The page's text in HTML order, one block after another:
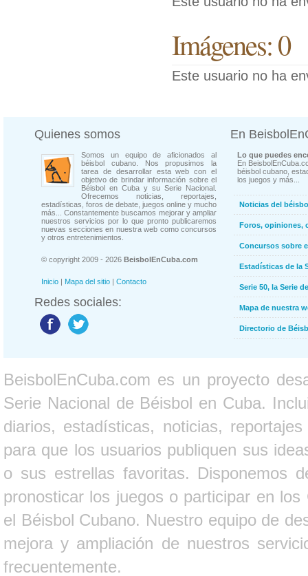
Imágenes: 0
Este usuario no ha
Quienes somos
Somos un equipo de aficionados al
béisbol cubano. Nos propusimos la
tarea de desarrollar esta web con el
objetivo de brindar información sobre el
Béisbol en Cuba y su Serie Nacional.
Ofrecemos noticias, reportajes,
estadísticas, foros de debate, juegos online y mucho
más... Constantemente buscamos mejorar y ampliar
nuestros servicios por lo que pronto publicaremos
nuevas secciones en nuestra web como concursos
y otros entretenimientos.
© copyright 2009 - 2026 BeisbolEnCuba.com
Inicio | Mapa del sitio | Contacto
Redes sociales:
En
Lo que puedes
En
béisbol cubano,
los juegos y más...
Noticias del
Foros, opiniones,
Concursos sobre
Estadísticas de la
Serie 50, la Serie
Mapa de nuestra
Directorio de
BeisbolEnCuba.com es un proyecto
Serie Nacional de Béisbol en Cuba.
diarios, estadísticas, noticias,
para que los usuarios publiquen sus
o sus estrellas favoritas. Disponemos
pronosticar los juegos o participar en
el Béisbol Cubano. Nuestro equipo de
mejora y ampliación de nuestros
frecuentemente.